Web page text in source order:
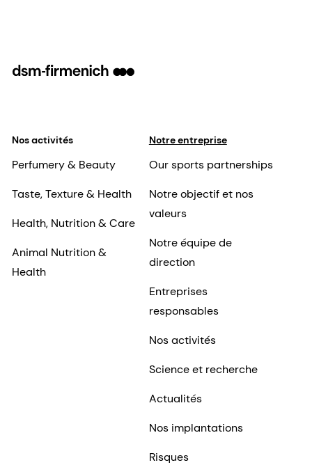
Nos activités
Perfumery & Beauty
Taste, Texture & Health
Health, Nutrition & Care
Animal Nutrition &
Health
Notre entreprise
Our sports partnerships
Notre objectif et nos
valeurs
Notre équipe de
direction
Entreprises
responsables
Nos activités
Science et recherche
Actualités
Nos implantations
Risques